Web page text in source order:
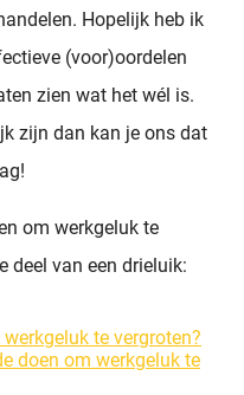
Hopelijk heb ik
(voor)oordelen
zien wat het wél is.
zijn dan kan je ons dat
om werkgeluk te
deel van een drieluik:
te vergroten?
doen om werkgeluk te